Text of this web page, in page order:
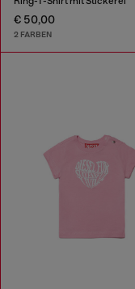
€ 50,00
2 FARBEN